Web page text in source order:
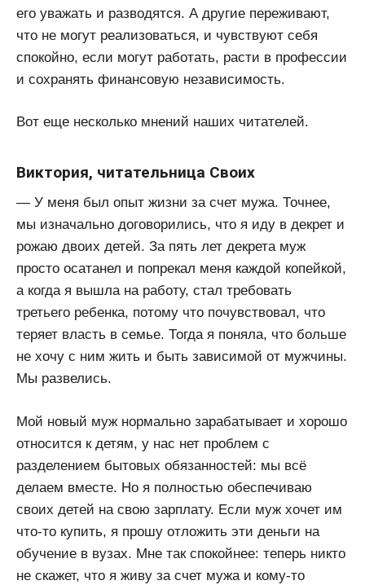
его уважать и разводятся. А другие переживают,
что не могут реализоваться, и чувствуют себя
спокойно, если могут работать, расти в профессии
и сохранять финансовую независимость.
Вот еще несколько мнений наших читателей.
Виктория, читательница Своих
— У меня был опыт жизни за счет мужа. Точнее,
мы изначально договорились, что я иду в декрет и
рожаю двоих детей. За пять лет декрета муж
просто осатанел и попрекал меня каждой копейкой,
а когда я вышла на работу, стал требовать
третьего ребенка, потому что почувствовал, что
теряет власть в семье. Тогда я поняла, что больше
не хочу с ним жить и быть зависимой от мужчины.
Мы развелись.
Мой новый муж нормально зарабатывает и хорошо
относится к детям, у нас нет проблем с
разделением бытовых обязанностей: мы всё
делаем вместе. Но я полностью обеспечиваю
своих детей на свою зарплату. Если муж хочет им
что-то купить, я прошу отложить эти деньги на
обучение в вузах. Мне так спокойнее: теперь никто
не скажет, что я живу за счет мужа и кому-то